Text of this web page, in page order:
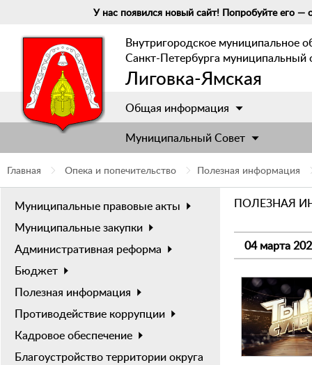
У нас появился новый сайт! Попробуйте его —
Внутригородское муниципальное
Санкт-Петербурга муниципальный
Лиговка-Ямская
Общая информация
Муниципальный Cовет
Главная Опека и попечительство Полезная информация
Муниципальные правовые акты
Муниципальные закупки
Административная реформа
Бюджет
Полезная информация
Противодействие коррупции
Кадровое обеспечение
Благоустройство территории округа
ПОЛЕЗНАЯ
04 марта